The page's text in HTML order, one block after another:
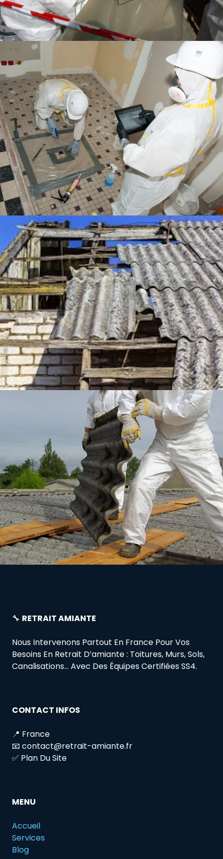
🔧 RETRAIT AMIANTE
Nous Intervenons Partout En France Pour Vos
Besoins En Retrait D’amiante : Toitures, Murs, Sols,
Canalisations… Avec Des Équipes Certifiées SS4.
CONTACT INFOS
📍 France
📧 contact@retrait-amiante.fr
✅ Plan Du Site
MENU
Accueil
Services
Blog